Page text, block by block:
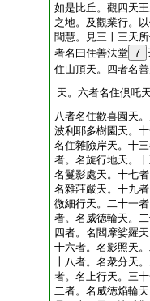
如是比丘。觀四天
之地。及觀業行。
聞慧。見三十三天
者名曰住善法堂 7
住山頂天。四者名
天。六者名住倶吒
八者名住歡喜園天
波利耶多樹園天。
名住雜險岸天。十
者。名旋行地天。
名鬘影處天。十七
名雜莊嚴天。十九
微細行天。二十一
者。名威徳輪天。
四者。名閻摩娑羅
十六者。名影照天
十八者。名衆分天
者。名上行天。三
二者。名威徳焔輪